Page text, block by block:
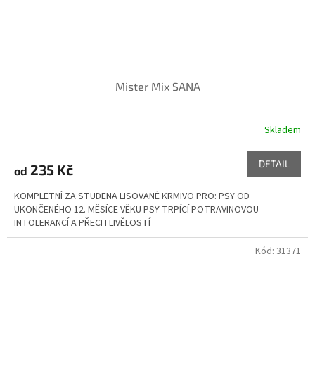
Mister Mix SANA
je
z
5
hvězdiček.
Skladem
od 235 Kč DETAIL
KOMPLETNÍ ZA STUDENA LISOVANÉ KRMIVO PRO: PSY OD
UKONČENÉHO 12. MĚSÍCE VĚKU PSY TRPÍCÍ POTRAVINOVOU
INTOLERANCÍ A PŘECITLIVĚLOSTÍ
Kód: 31371